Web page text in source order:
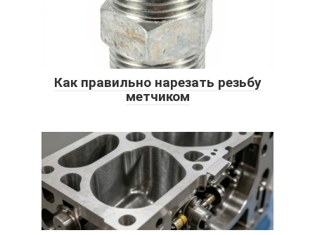
Как правильно нарезать резьбу
метчиком